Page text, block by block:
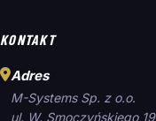
KONTAKT
Adres
M-Systems Sp. z o.o.
ul. W. Smoczyńskiego 19